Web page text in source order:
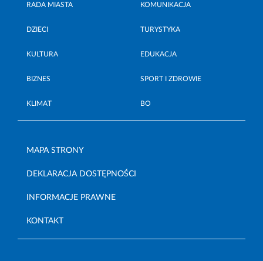
RADA MIASTA KOMUNIKACJA
DZIECI TURYSTYKA
KULTURA EDUKACJA
BIZNES SPORT I ZDROWIE
KLIMAT BO
MAPA STRONY
DEKLARACJA DOSTĘPNOŚCI
INFORMACJE PRAWNE
KONTAKT